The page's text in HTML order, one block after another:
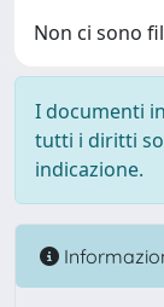
Non ci sono
I documenti
tutti i diritti
indicazione.